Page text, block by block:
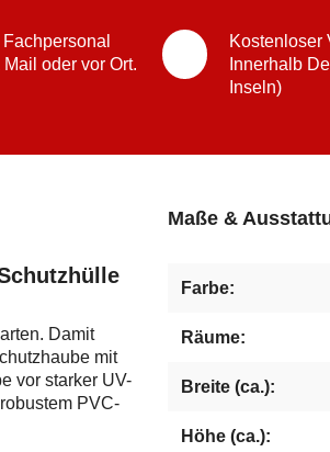
oder vor Ort.
Kostenloser
Innerhalb
Inseln)
Damit
mit
vor starker UV-
PVC-
Maße &
Farbe:
Räume:
Breite (ca.):
Höhe (ca.):